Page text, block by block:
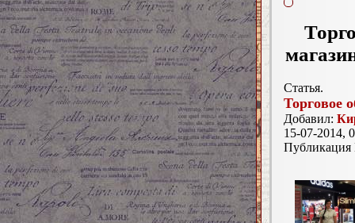
Статья.
Торговое
Добавил:
15-07-2014,